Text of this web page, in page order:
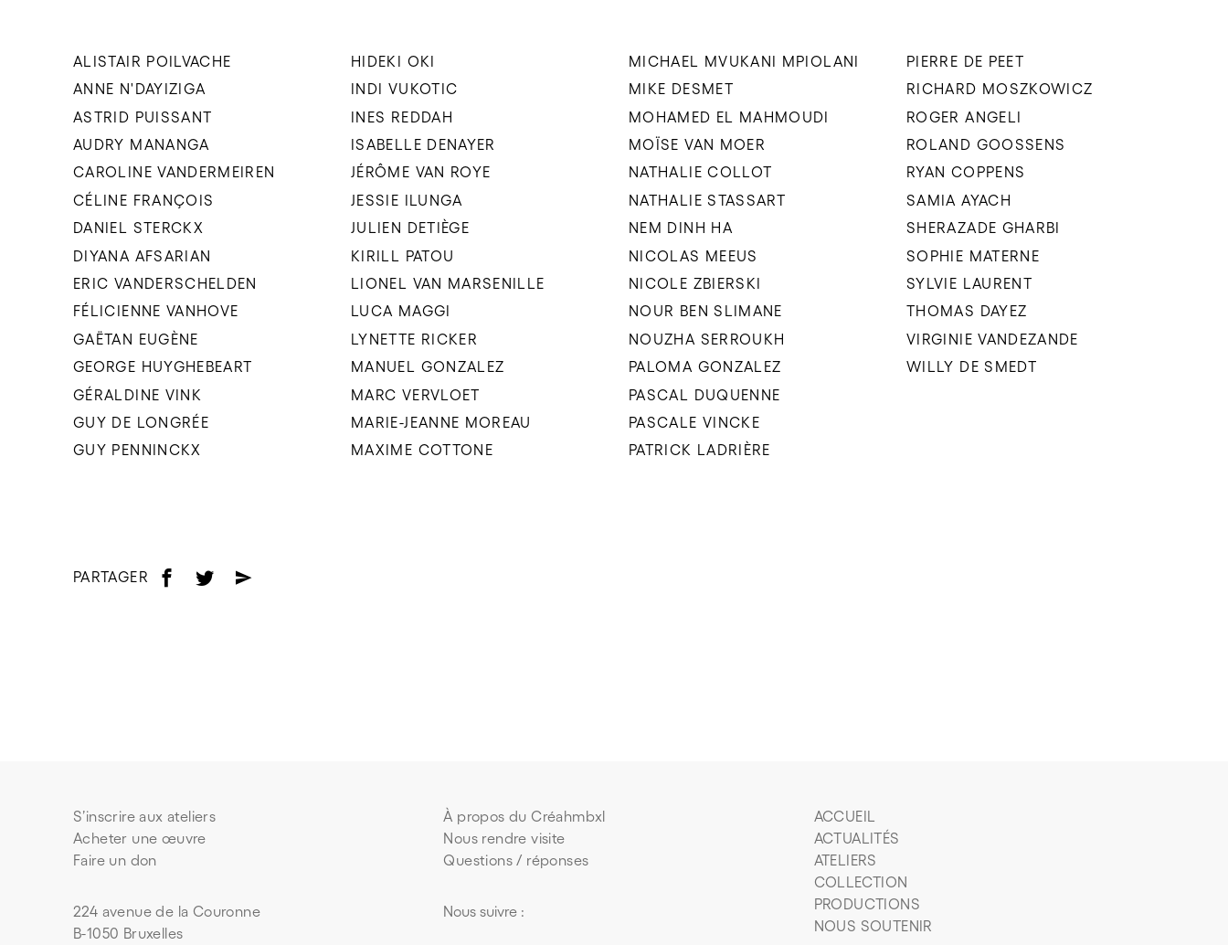
ALISTAIR POILVACHE
ANNE N'DAYIZIGA
ASTRID PUISSANT
AUDRY MANANGA
CAROLINE VANDERMEIREN
CÉLINE FRANÇOIS
DANIEL STERCKX
DIYANA AFSARIAN
ERIC VANDERSCHELDEN
FÉLICIENNE VANHOVE
GAËTAN EUGÈNE
GEORGE HUYGHEBEART
GÉRALDINE VINK
GUY DE LONGRÉE
GUY PENNINCKX
HIDEKI OKI
INDI VUKOTIC
INES REDDAH
ISABELLE DENAYER
JÉRÔME VAN ROYE
JESSIE ILUNGA
JULIEN DETIÈGE
KIRILL PATOU
LIONEL VAN MARSENILLE
LUCA MAGGI
LYNETTE RICKER
MANUEL GONZALEZ
MARC VERVLOET
MARIE-JEANNE MOREAU
MAXIME COTTONE
MICHAEL MVUKANI MPIOLANI
MIKE DESMET
MOHAMED EL MAHMOUDI
MOÏSE VAN MOER
NATHALIE COLLOT
NATHALIE STASSART
NEM DINH HA
NICOLAS MEEUS
NICOLE ZBIERSKI
NOUR BEN SLIMANE
NOUZHA SERROUKH
PALOMA GONZALEZ
PASCAL DUQUENNE
PASCALE VINCKE
PATRICK LADRIÈRE
PIERRE DE PEET
RICHARD MOSZKOWICZ
ROGER ANGELI
ROLAND GOOSSENS
RYAN COPPENS
SAMIA AYACH
SHERAZADE GHARBI
SOPHIE MATERNE
SYLVIE LAURENT
THOMAS DAYEZ
VIRGINIE VANDEZANDE
WILLY DE SMEDT
PARTAGER f t e
S’inscrire aux ateliers
Acheter une œuvre
Faire un don
À propos du Créahmbxl
Nous rendre visite
Questions / réponses
ACCUEIL
ACTUALITÉS
ATELIERS
COLLECTION
PRODUCTIONS
NOUS SOUTENIR
224 avenue de la Couronne
B-1050 Bruxelles
Nous suivre :